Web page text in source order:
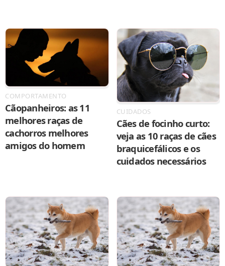
COMPORTAMENTO
Cãopanheiros: as 11
melhores raças de
cachorros melhores
amigos do homem
CUIDADOS
Cães de focinho curto:
veja as 10 raças de cães
braquicefálicos e os
cuidados necessários